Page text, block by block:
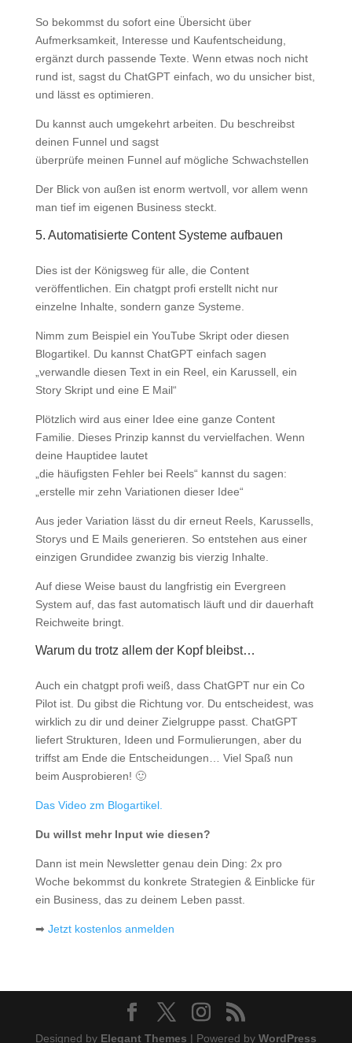
So bekommst du sofort eine Übersicht über
Aufmerksamkeit, Interesse und Kaufentscheidung,
ergänzt durch passende Texte. Wenn etwas noch nicht
rund ist, sagst du ChatGPT einfach, wo du unsicher bist,
und lässt es optimieren.
Du kannst auch umgekehrt arbeiten. Du beschreibst
deinen Funnel und sagst
überprüfe meinen Funnel auf mögliche Schwachstellen
Der Blick von außen ist enorm wertvoll, vor allem wenn
man tief im eigenen Business steckt.
5. Automatisierte Content Systeme aufbauen
Dies ist der Königsweg für alle, die Content
veröffentlichen. Ein chatgpt profi erstellt nicht nur
einzelne Inhalte, sondern ganze Systeme.
Nimm zum Beispiel ein YouTube Skript oder diesen
Blogartikel. Du kannst ChatGPT einfach sagen
„verwandle diesen Text in ein Reel, ein Karussell, ein
Story Skript und eine E Mail“
Plötzlich wird aus einer Idee eine ganze Content
Familie. Dieses Prinzip kannst du vervielfachen. Wenn
deine Hauptidee lautet
„die häufigsten Fehler bei Reels“ kannst du sagen:
„erstelle mir zehn Variationen dieser Idee“
Aus jeder Variation lässt du dir erneut Reels, Karussells,
Storys und E Mails generieren. So entstehen aus einer
einzigen Grundidee zwanzig bis vierzig Inhalte.
Auf diese Weise baust du langfristig ein Evergreen
System auf, das fast automatisch läuft und dir dauerhaft
Reichweite bringt.
Warum du trotz allem der Kopf bleibst…
Auch ein chatgpt profi weiß, dass ChatGPT nur ein Co
Pilot ist. Du gibst die Richtung vor. Du entscheidest, was
wirklich zu dir und deiner Zielgruppe passt. ChatGPT
liefert Strukturen, Ideen und Formulierungen, aber du
triffst am Ende die Entscheidungen… Viel Spaß nun
beim Ausprobieren! 🙂
Das Video zm Blogartikel.
Du willst mehr Input wie diesen?
Dann ist mein Newsletter genau dein Ding: 2x pro
Woche bekommst du konkrete Strategien & Einblicke für
ein Business, das zu deinem Leben passt.
➡ Jetzt kostenlos anmelden
Designed by Elegant Themes | Powered by WordPress